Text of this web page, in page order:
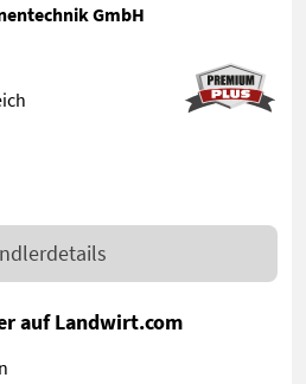
GmbH
auf Landwirt.com